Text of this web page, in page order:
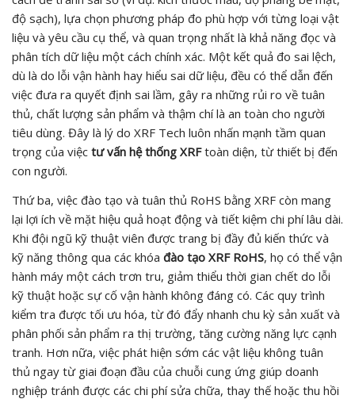
độ sạch), lựa chọn phương pháp đo phù hợp với từng loại vật
liệu và yêu cầu cụ thể, và quan trọng nhất là khả năng đọc và
phân tích dữ liệu một cách chính xác. Một kết quả đo sai lệch,
dù là do lỗi vận hành hay hiểu sai dữ liệu, đều có thể dẫn đến
việc đưa ra quyết định sai lầm, gây ra những rủi ro về tuân
thủ, chất lượng sản phẩm và thậm chí là an toàn cho người
tiêu dùng. Đây là lý do XRF Tech luôn nhấn mạnh tầm quan
trọng của việc tư vấn hệ thống XRFtoàn diện, từ thiết bị đến
con người.
Thứ ba, việc đào tạo và tuân thủ RoHS bằng XRF còn mang
lại lợi ích về mặt hiệu quả hoạt động và tiết kiệm chi phí lâu dài.
Khi đội ngũ kỹ thuật viên được trang bị đầy đủ kiến thức và
kỹ năng thông qua các khóa đào tạo XRF RoHS, họ có thể vận
hành máy một cách trơn tru, giảm thiểu thời gian chết do lỗi
kỹ thuật hoặc sự cố vận hành không đáng có. Các quy trình
kiểm tra được tối ưu hóa, từ đó đẩy nhanh chu kỳ sản xuất và
phân phối sản phẩm ra thị trường, tăng cường năng lực cạnh
tranh. Hơn nữa, việc phát hiện sớm các vật liệu không tuân
thủ ngay từ giai đoạn đầu của chuỗi cung ứng giúp doanh
nghiệp tránh được các chi phí sửa chữa, thay thế hoặc thu hồi